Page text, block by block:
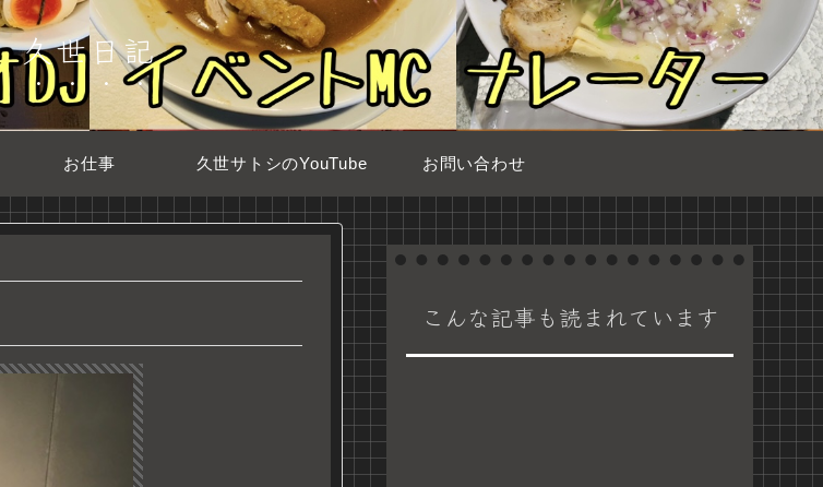
久世日記
お仕事 久世サトシのYouTube お問い合わせ
こんな記事も読まれています